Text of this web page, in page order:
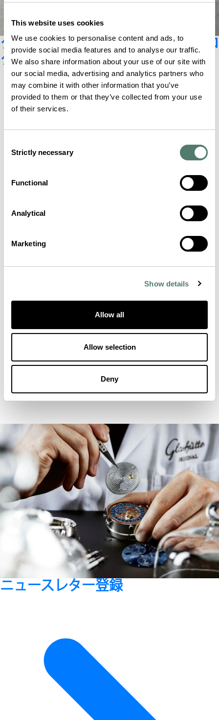
This website uses cookies
We use cookies to personalise content and ads, to
provide social media features and to analyse our traffic.
We also share information about your use of our site with
our social media, advertising and analytics partners who
may combine it with other information that you’ve
provided to them or that they’ve collected from your use
of their services.
Selection
Strictly necessary
Functional
Analytical
Marketing
Show details
Allow all
Allow selection
Deny
グラスヒュッテ・オリジナルカタロ
グ
ニュースレター登録